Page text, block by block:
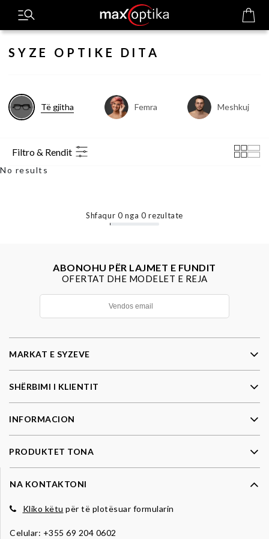
SYZE OPTIKE DITA
Të gjitha Femra Meshkuj
Filtro & Rendit
No results
Shfaqur0 nga 0 rezultate
ABONOHU PËR LAJMET E FUNDIT
OFERTAT DHE MODELET E REJA
MARKAT E SYZEVE
SHËRBIMI I KLIENTIT
INFORMACION
PRODUKTET TONA
NA KONTAKTONI
Kliko këtu për të plotësuar formularin
Celular: +355 69 204 0602